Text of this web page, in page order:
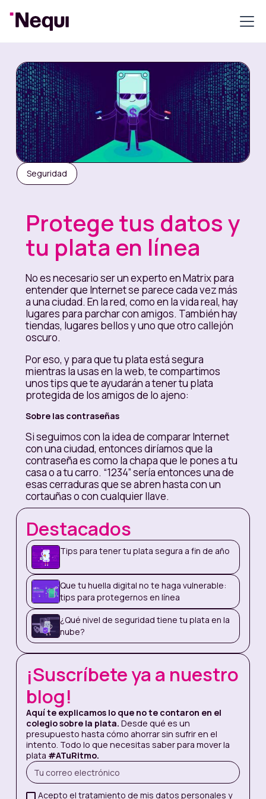
Seguridad
Protege tus datos y
tu plata en línea
No es necesario ser un experto en Matrix para
entender que Internet se parece cada vez más
a una ciudad. En la red, como en la vida real, hay
lugares para parchar con amigos. También hay
tiendas, lugares bellos y uno que otro callejón
oscuro.
Por eso, y para que tu plata está segura
mientras la usas en la web, te compartimos
unos tips que te ayudarán a tener tu plata
protegida de los amigos de lo ajeno:
Sobre las contraseñas
Si seguimos con la idea de comparar Internet
con una ciudad, entonces diríamos que la
contraseña es como la chapa que le pones a tu
casa o a tu carro. “1234” sería entonces una de
esas cerraduras que se abren hasta con un
cortauñas o con cualquier llave.
hacen “Ataques de fuerza bruta” para adivinar
las contraseñas. Sirven para probar un montón
de claves básicas (entre las cuales “1234” es la
reina) en unos segundos, entrar a tu correo y
apoderarse de las claves o ingresos que
tengas con ese mail.
¿Cómo ponerle seguridad a tu contraseña?
Cambia frecuentemente la clave
principal de tus cuentas, cel y
servicios. Eso sí, nunca uses
números que se relacionen con tu
info personal, ni repitas
combinaciones de números. Por
ejemplo: nunca le pongas la misma
clave a tu cel y a tu Nequi. Si alguien
descubre tu clave del cely resulta
ser la misma del lugar en el que
tienes tu plata, se quedará con tu
info y todos tus ahorros al mismo
Destacados
Tips para tener tu plata segura a fin de año
Que tu huella digital no te haga vulnerable:
tips para protegernos en línea
¿Qué nivel de seguridad tiene tu plata en la
nube?
¡Suscríbete ya a nuestro
blog!
Aquí te explicamos lo que no te contaron en el
colegio sobre la plata. Desde qué es un
presupuesto hasta cómo ahorrar sin sufrir en el
intento. Todo lo que necesitas saber para mover la
plata #ATuRitmo.
Acepto el tratamiento de mis datos personales y